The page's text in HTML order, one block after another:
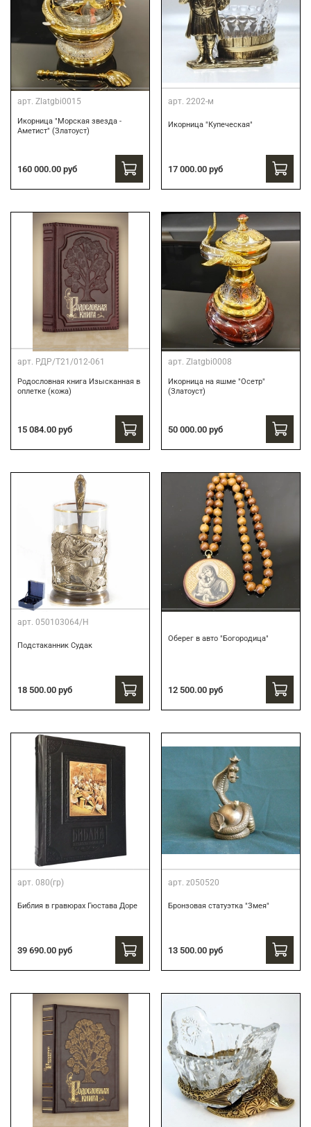
арт. Zlatgbi0015
Икорница "Морская звезда -
Аметист" (Златоуст)
160 000.00 руб
арт. 2202-м
Икорница "Купеческая"
17 000.00 руб
арт. РДР/Т21/012-061
Родословная книга Изысканная в
оплетке (кожа)
15 084.00 руб
арт. Zlatgbi0008
Икорница на яшме "Осетр"
(Златоуст)
50 000.00 руб
арт. 050103064/Н
Подстаканник Судак
18 500.00 руб
Оберег в авто "Богородица"
12 500.00 руб
арт. 080(гр)
Библия в гравюрах Гюстава Доре
39 690.00 руб
арт. z050520
Бронзовая статуэтка "Змея"
13 500.00 руб